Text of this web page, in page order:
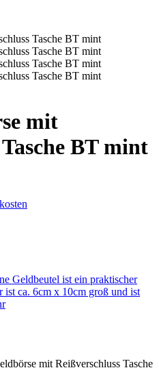
mit
BT mint
Geldbeutel ist ein praktischer
ca. 6cm x 10cm groß und ist
mit Reißverschluss Tasche